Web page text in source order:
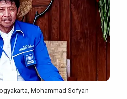
Mohammad Sofyan